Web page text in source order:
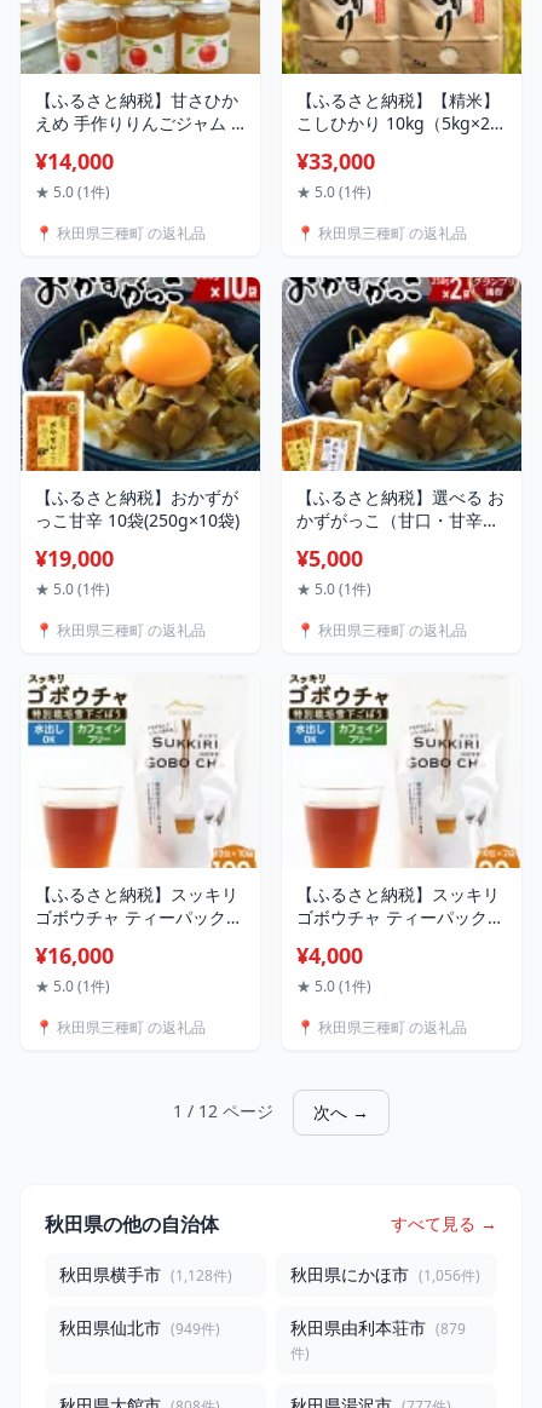
【ふるさと納税】甘さひか
えめ 手作りりんごジャム 5
フルーツ
¥14,000
★ 5.0 (1件)
📍 秋田県三種町 の返礼品
【ふるさと納税】【精米】
こしひかり 10kg（5kg×2
種町産
¥33,000
★ 5.0 (1件)
📍 秋田県三種町 の返礼品
【ふるさと納税】おかずが
っこ甘辛 10袋(250g×10袋)
¥19,000
★ 5.0 (1件)
📍 秋田県三種町 の返礼品
【ふるさと納税】選べる お
かずがっこ（甘口・甘辛・
パケット
¥5,000
★ 5.0 (1件)
📍 秋田県三種町 の返礼品
【ふるさと納税】スッキリ
ゴボウチャ ティーパックタ
¥16,000
★ 5.0 (1件)
📍 秋田県三種町 の返礼品
【ふるさと納税】スッキリ
ゴボウチャ ティーパックタ
パケット
¥4,000
★ 5.0 (1件)
📍 秋田県三種町 の返礼品
1 / 12 ページ 次へ →
秋田県の他の自治体 すべて見る →
秋田県横手市 (1,128件) 秋田県にかほ市 (1,056件)
秋田県仙北市 (949件) 秋田県由利本荘市 (879
件)